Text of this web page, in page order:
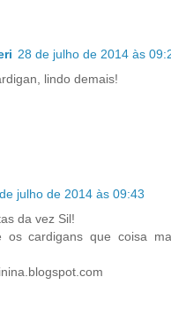
28 de julho de 2014 às
lindo demais!
julho de 2014 às 09:43
da vez Sil!
os cardigans que coisa